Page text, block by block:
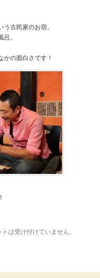
古民家のお宿。
。
かの面白さです！
トは受け付けていません。